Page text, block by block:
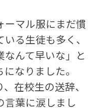
ーマル服にまだ慣
る生徒も多く、
なんて早いな」と
なりました。
在校生の送辞、
言葉に涙しまし